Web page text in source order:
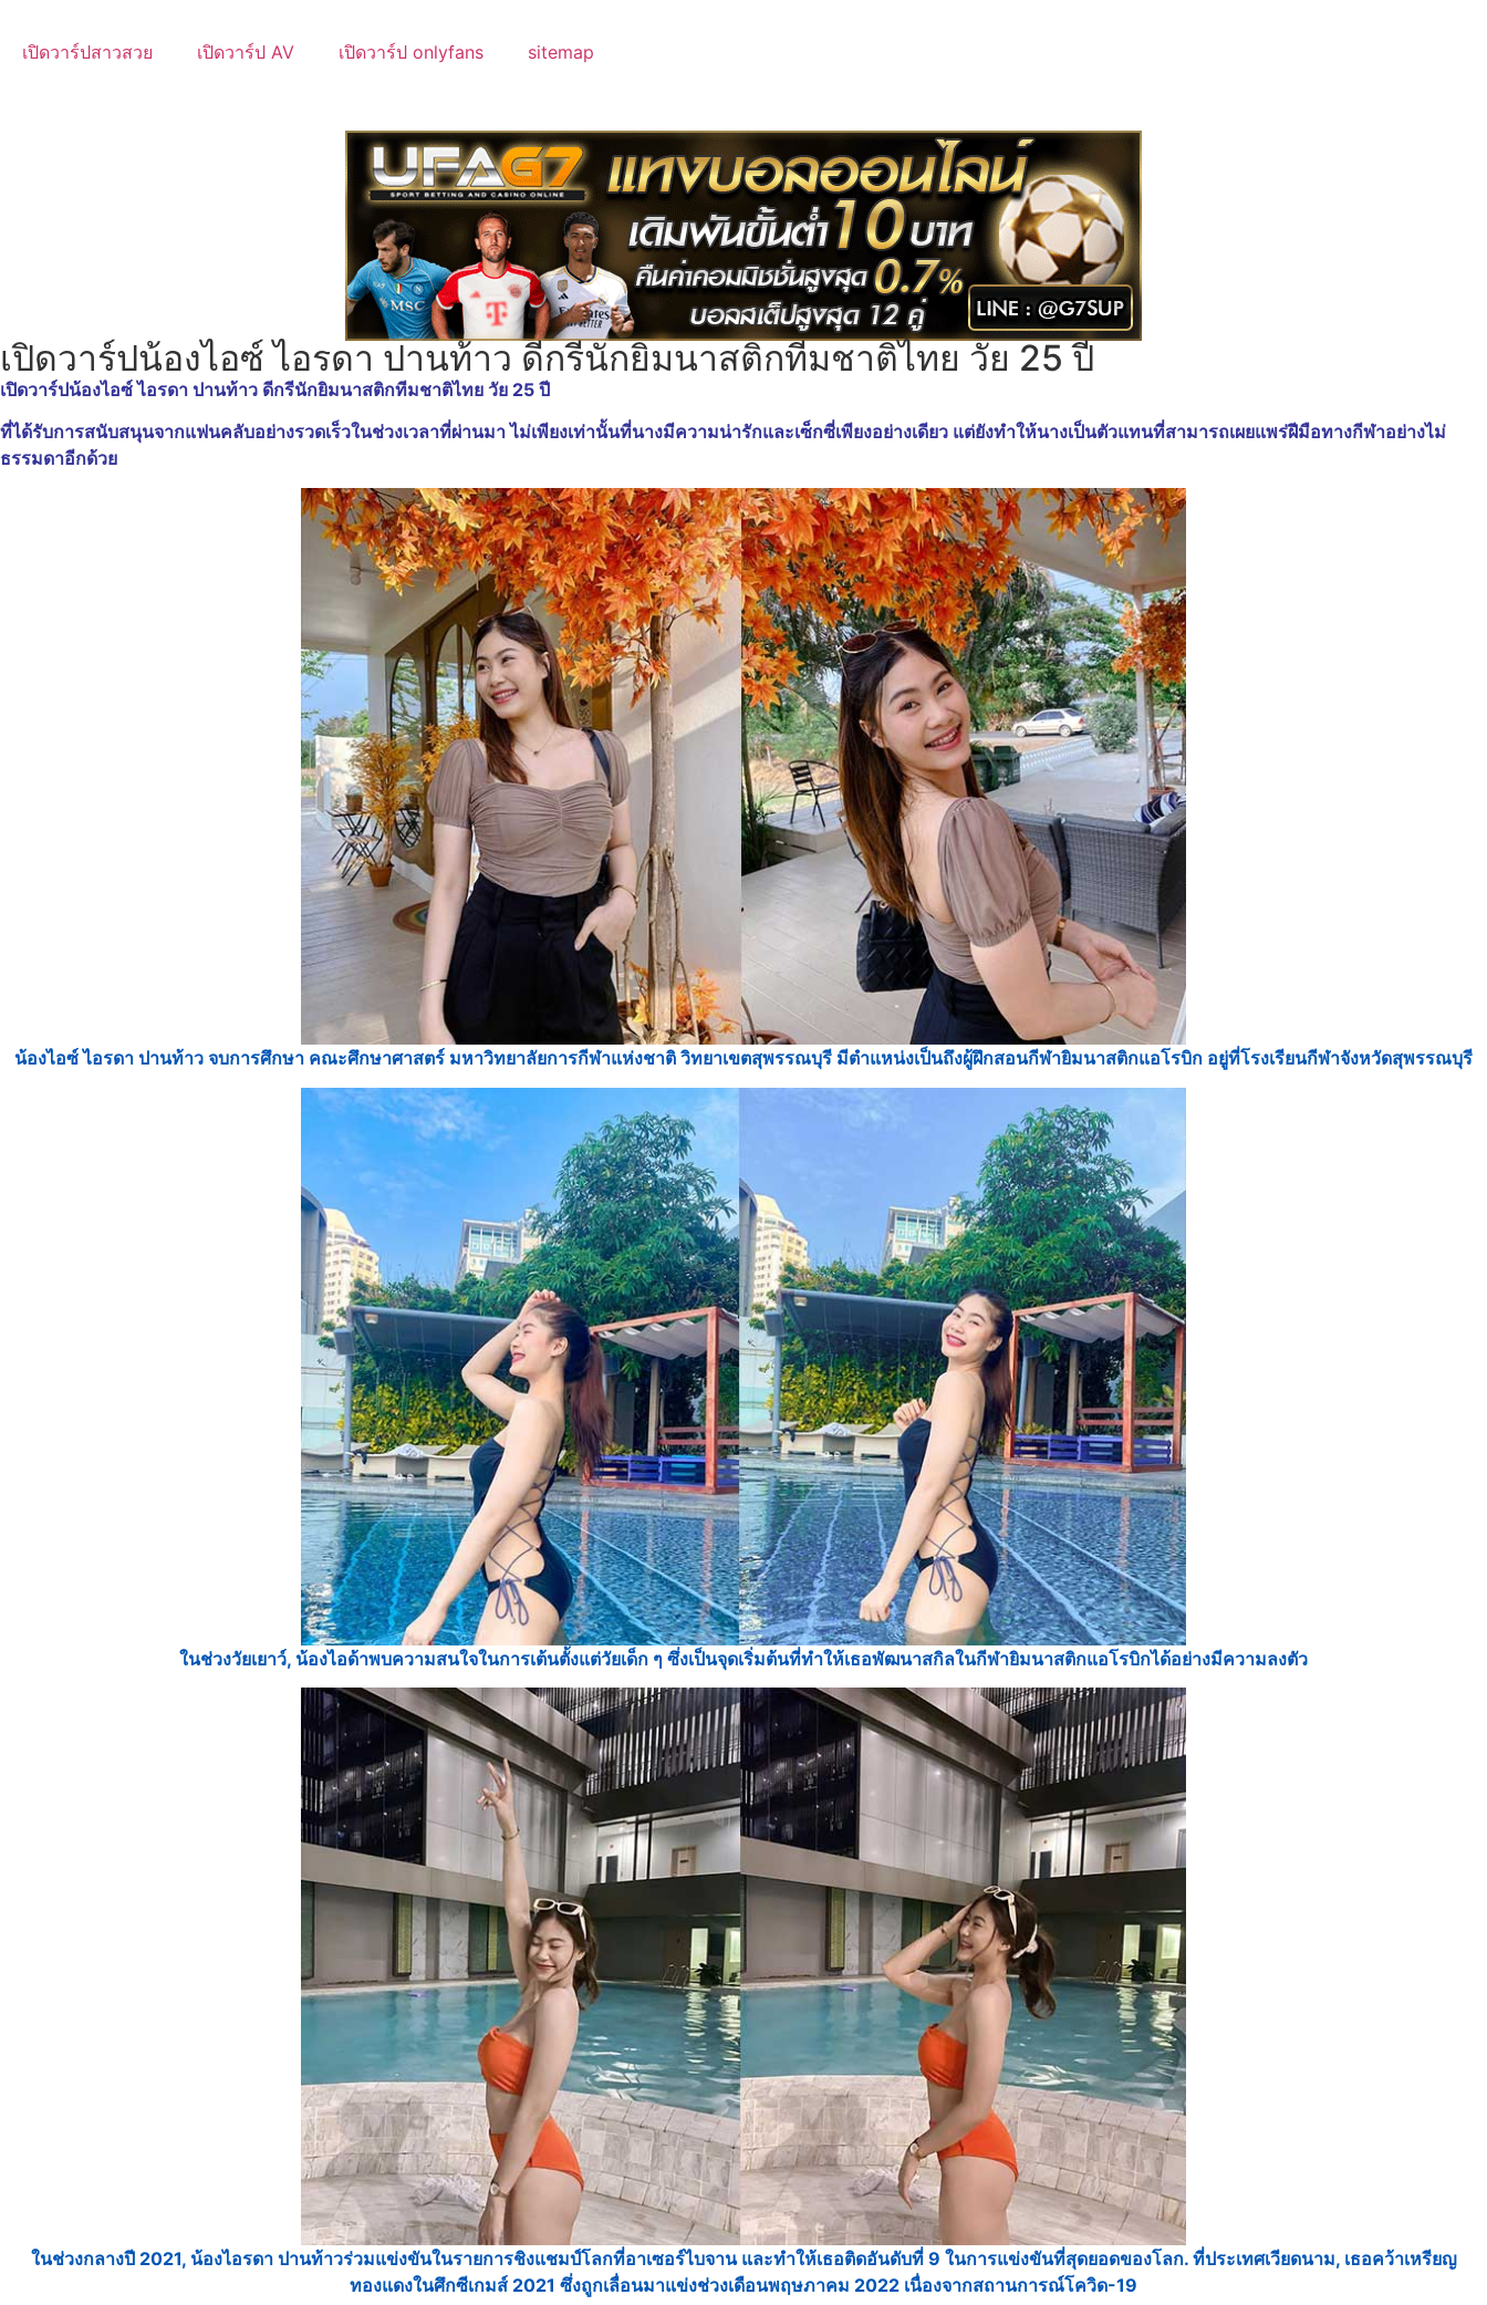
เปิดวาร์ปสาวสวย เปิดวาร์ป AV เปิดวาร์ป onlyfans sitemap
เปิดวาร์ปน้องไอซ์ ไอรดา ปานท้าว ดีกรีนักยิมนาสติกทีมชาติไทย วัย 25 ปี
เปิดวาร์ปน้องไอซ์ ไอรดา ปานท้าว ดีกรีนักยิมนาสติกทีมชาติไทย วัย 25 ปี
ที่ได้รับการสนับสนุนจากแฟนคลับอย่างรวดเร็วในช่วงเวลาที่ผ่านมา ไม่เพียงเท่านั้นที่นางมีความน่ารักและเซ็กซี่เพียงอย่างเดียว แต่ยังทำให้นางเป็นตัวแทนที่สามารถเผยแพร่ฝีมือทางกีฬาอย่างไม่
ธรรมดาอีกด้วย
น้องไอซ์ ไอรดา ปานท้าว จบการศึกษา คณะศึกษาศาสตร์ มหาวิทยาลัยการกีฬาแห่งชาติ วิทยาเขตสุพรรณบุรี มีตำแหน่งเป็นถึงผู้ฝึกสอนกีฬายิมนาสติกแอโรบิก อยู่ที่โรงเรียนกีฬาจังหวัดสุพรรณบุรี
ในช่วงวัยเยาว์, น้องไอด้าพบความสนใจในการเต้นตั้งแต่วัยเด็ก ๆ ซึ่งเป็นจุดเริ่มต้นที่ทำให้เธอพัฒนาสกิลในกีฬายิมนาสติกแอโรบิกได้อย่างมีความลงตัว
ในช่วงกลางปี 2021, น้องไอรดา ปานท้าวร่วมแข่งขันในรายการชิงแชมป์โลกที่อาเซอร์ไบจาน และทำให้เธอติดอันดับที่ 9 ในการแข่งขันที่สุดยอดของโลก. ที่ประเทศเวียดนาม, เธอคว้าเหรียญ
ทองแดงในศึกซีเกมส์ 2021 ซึ่งถูกเลื่อนมาแข่งช่วงเดือนพฤษภาคม 2022 เนื่องจากสถานการณ์โควิด-19